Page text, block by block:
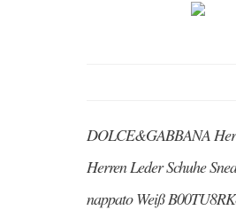
DOLCE&GABBANA
Herren Leder Schuhe
nappato Weiß